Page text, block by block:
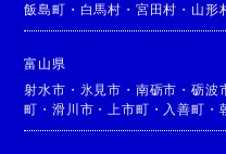
飯島町 ・ 白馬村 ・ 宮田村 ・ 山形
富山県
射水市 ・ 氷見市 ・ 南砺市 ・砺波
町 ・滑川市 ・ 上市町 ・ 入善町 ・